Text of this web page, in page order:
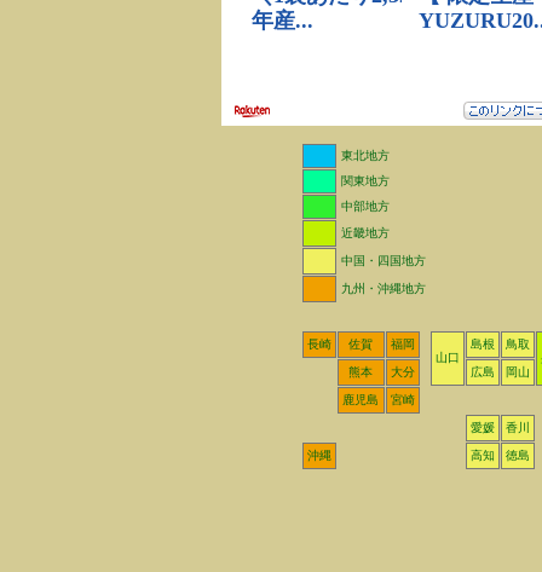
東北地方
関東地方
中部地方
近畿地方
中国・四国地方
九州・沖縄地方
長崎 佐賀
福岡
山口
島根
鳥取
熊本
大分 広島 岡山
鹿児島 宮崎
愛媛 香川
沖縄 高知 徳島